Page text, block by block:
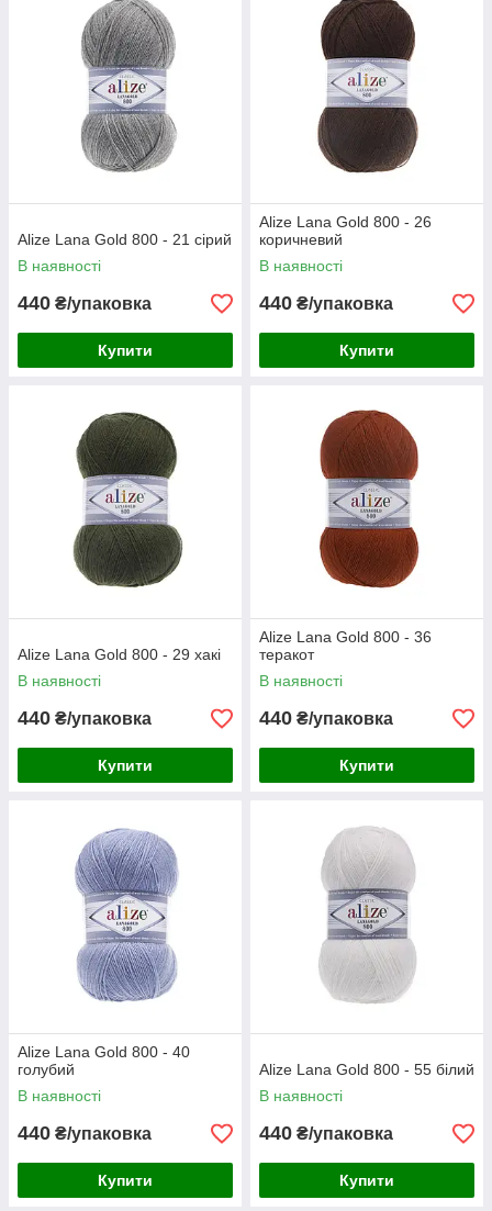
Alize Lana Gold 800 - 21 сірий
В наявності
440 ₴/упаковка
Купити
Alize Lana Gold 800 - 26
коричневий
В наявності
440 ₴/упаковка
Купити
Alize Lana Gold 800 - 29 хакі
В наявності
440 ₴/упаковка
Купити
Alize Lana Gold 800 - 36
теракот
В наявності
440 ₴/упаковка
Купити
Alize Lana Gold 800 - 40
голубий
В наявності
440 ₴/упаковка
Купити
Alize Lana Gold 800 - 55 білий
В наявності
440 ₴/упаковка
Купити